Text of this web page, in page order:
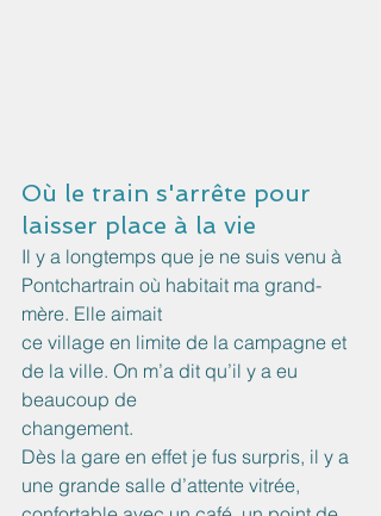
Où le train s'arrête pour
laisser place à la vie
Il y a longtemps que je ne suis venu à
Pontchartrain où habitait ma grand-
mère. Elle aimait
ce village en limite de la campagne et
de la ville. On m’a dit qu’il y a eu
beaucoup de
changement.
Dès la gare en effet je fus surpris, il y a
une grande salle d’attente vitrée,